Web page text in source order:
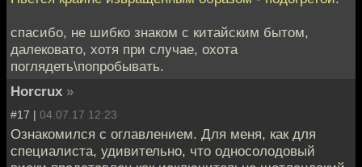
спасибо, не шибко знаком с китайским бытом,
далековато, хотя при случае, охота
поглядеть\попробывать.
Horcrux »
#17 | 04.07.17 12:23
Ознакомился с оглавлением. Для меня, как для
специалиста, удивительно, что односолодовый